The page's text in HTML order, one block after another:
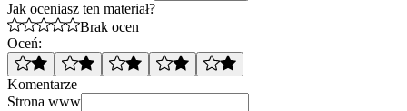
Jak oceniasz ten materiał?
Brak ocen
Oceń:
Komentarze
Strona www